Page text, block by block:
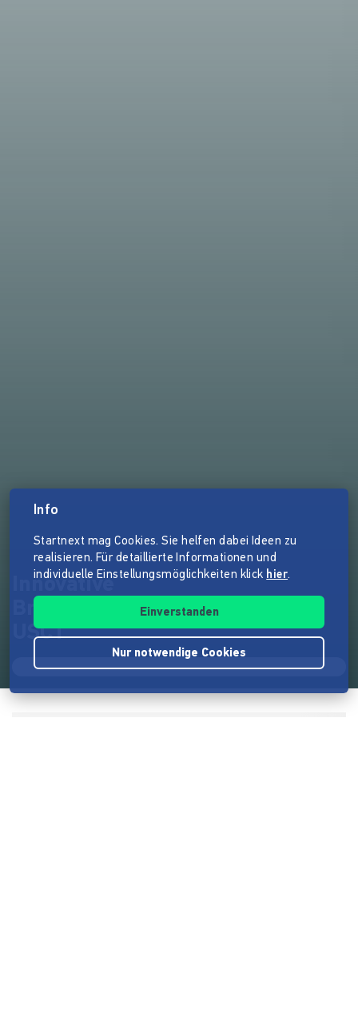
Innovative
Brustkrebsfrüherkennung: 3D-
USCT
Info
Startnext mag Cookies. Sie helfen dabei Ideen zu
realisieren. Für detaillierte Informationen und
individuelle Einstellungsmöglichkeiten klick hier.
Einverstanden
Nur notwendige Cookies